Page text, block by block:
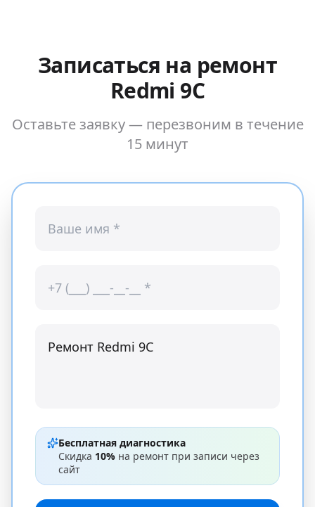
Записаться на ремонт
Redmi 9C
Оставьте заявку — перезвоним в течение
15 минут
Бесплатная диагностика
Скидка 10% на ремонт при записи через
сайт